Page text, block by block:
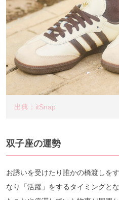
出典：itSnap
双子座の運勢
お誘いを受けたり誰かの橋渡しを
なり「活躍」をするタイミングと